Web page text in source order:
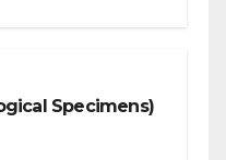
Specimens)